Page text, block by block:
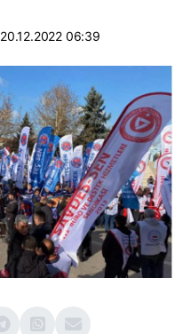
20.12.2022 06:39